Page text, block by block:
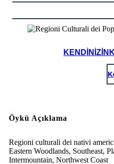
Öykü Açıklama
Regioni culturali dei nativi
Eastern Woodlands, Southeast,
Intermountain, Northwest Coast